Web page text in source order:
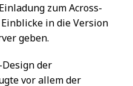
zum Across-
in die Version
geben.
der
vor allem der